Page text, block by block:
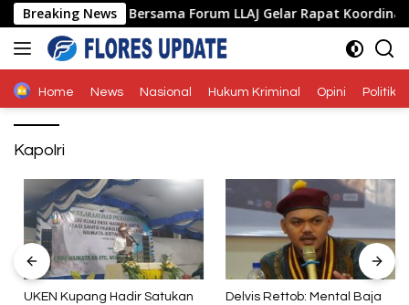
Langsung
ke
konten
Breaking News
Polda NTT Bersama Forum LLAJ Gelar Rapat Koordinasi
Home News Nasional Hukum Kriminal Opini Politik
Kapolri
UKEN Kupang Hadir Satukan
Delvis Rettob: Mental Baja